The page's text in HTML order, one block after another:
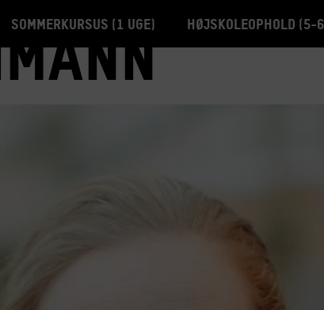
Sommerkursus (1 uge) Højskoleophold (5-